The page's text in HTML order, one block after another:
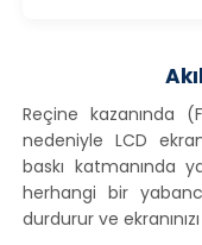
Reçine kazanında
nedeniyle LCD
baskı katmanında
herhangi bir
durdurur ve